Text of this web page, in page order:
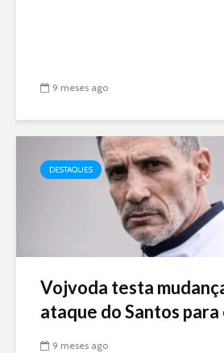
9 meses ago
DESTAQUES
Vojvoda testa
ataque do Santos para
9 meses ago